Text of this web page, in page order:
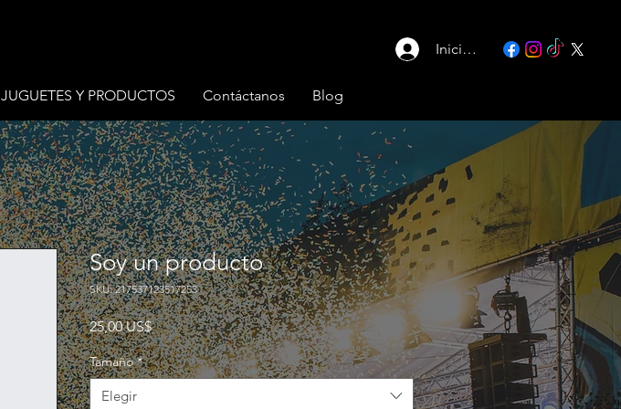
Iniciar sesión
JUGUETES Y PRODUCTOS Contáctanos Blog
Soy un producto
SKU: 217537123517253
25,00 US$Precio
Tamaño *
Elegir